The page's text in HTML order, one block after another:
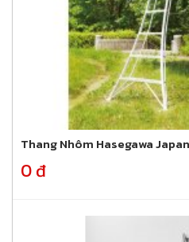
Thang Nhôm Hasegawa
0 đ